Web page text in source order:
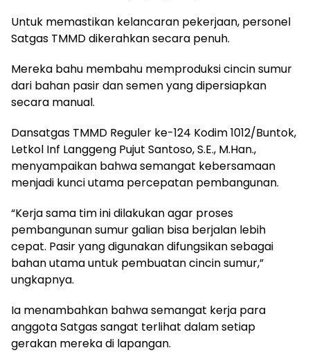
Untuk memastikan kelancaran pekerjaan, personel
Satgas TMMD dikerahkan secara penuh.
Mereka bahu membahu memproduksi cincin sumur
dari bahan pasir dan semen yang dipersiapkan
secara manual.
Dansatgas TMMD Reguler ke-124 Kodim 1012/Buntok,
Letkol Inf Langgeng Pujut Santoso, S.E., M.Han.,
menyampaikan bahwa semangat kebersamaan
menjadi kunci utama percepatan pembangunan.
“Kerja sama tim ini dilakukan agar proses
pembangunan sumur galian bisa berjalan lebih
cepat. Pasir yang digunakan difungsikan sebagai
bahan utama untuk pembuatan cincin sumur,”
ungkapnya.
Ia menambahkan bahwa semangat kerja para
anggota Satgas sangat terlihat dalam setiap
gerakan mereka di lapangan.